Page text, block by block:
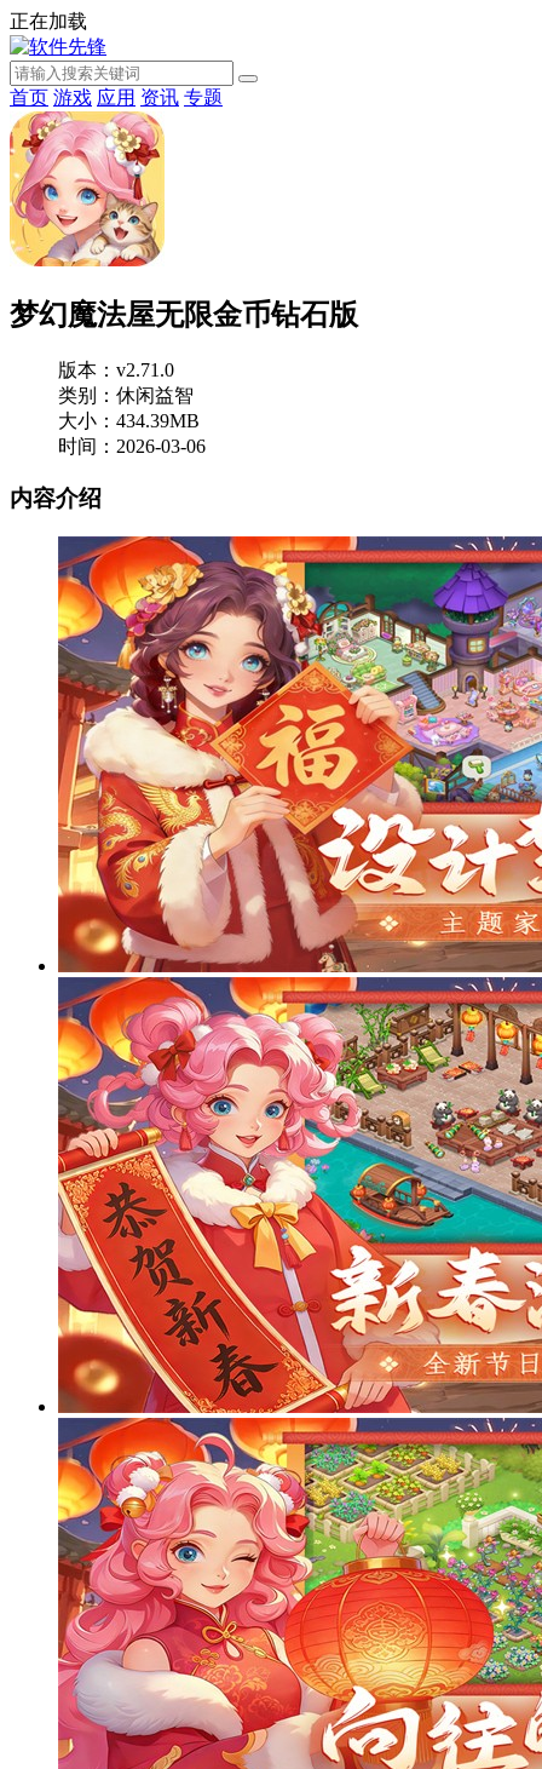
正在加载
首页 游戏 应用 资讯 专题
梦幻魔法屋无限金币钻石版
版本：v2.71.0
类别：休闲益智
大小：434.39MB
时间：2026-03-06
内容介绍